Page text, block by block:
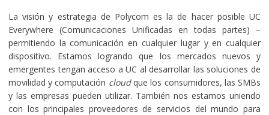
La visión y estrategia de Polycom es la de hacer posible UC
Everywhere (Comunicaciones Unificadas en todas partes) –
permitiendo la comunicación en cualquier lugar y en cualquier
dispositivo. Estamos logrando que los mercados nuevos y
emergentes tengan acceso a UC al desarrollar las soluciones de
movilidad y computación cloudque los consumidores, las SMBs
y las empresas pueden utilizar. También nos estamos uniendo
con los principales proveedores de servicios del mundo para